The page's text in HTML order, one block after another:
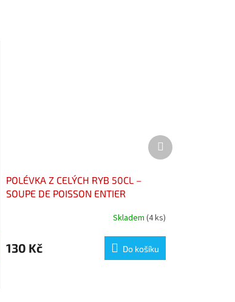
POLÉVKA Z CELÝCH RYB 50CL –
SOUPE DE POISSON ENTIER
Skladem (4 ks)
130 Kč Do košíku
Další
produkt